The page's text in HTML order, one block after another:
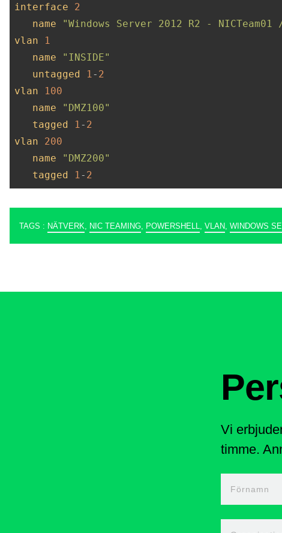
interface
2
name
"Windows Server 2012 R2 - NICTeam01
vlan
1
name
"INSIDE"
untagged
1 - 2
vlan
100
name
"DMZ100"
tagged
1 - 2
vlan
200
name
"DMZ200"
tagged
1 - 2
TAGS : NÄTVERK NIC TEAMING POWERSHELL VLAN WINDOWS
Vi
timme.
Förnamn